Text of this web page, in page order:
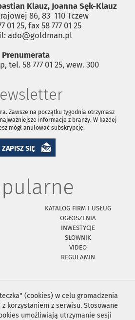
Klauz, Joanna Sęk-Klauz
86, 83 ­ 110 Tczew
01 25, fax 58 777 01 25
ado@goldman.pl
Prenumerata
tel. 58 777 01 25, wew. 300
Zawsze na początku tygodnia otrzymasz
informacje z branży. W każdej
mógł anulować subskrypcję.
ZAPISZ SIĘ
KATALOG FIRM I USŁUG
OGŁOSZENIA
INWESTYCJE
SŁOWNIK
VIDEO
REGULAMIN
(cookies) w celu gromadzenia
korzystaniem z serwisu. Stosowane
umożliwiają utrzymanie sesji